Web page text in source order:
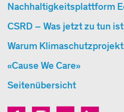
Nachhaltigkeitsplattform
CSRD – Was jetzt zu tun ist
Warum
«Cause We Care»
Seitenübersicht